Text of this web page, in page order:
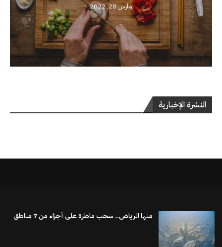
مارس 28, 2022
النشرة الإخبارية
منها الرياض.. سحب ماطرة على أجزاء من 7 مناطق